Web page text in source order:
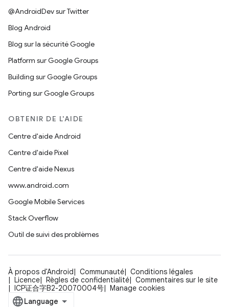
@AndroidDev sur Twitter
Blog Android
Blog sur la sécurité Google
Platform sur Google Groups
Building sur Google Groups
Porting sur Google Groups
OBTENIR DE L'AIDE
Centre d'aide Android
Centre d'aide Pixel
Centre d'aide Nexus
www.android.com
Google Mobile Services
Stack Overflow
Outil de suivi des problèmes
À propos d'Android Communauté
Conditions légales
Licence
Règles de confidentialité
Commentaires sur le site
ICP证合字B2-20070004号
Manage cookies